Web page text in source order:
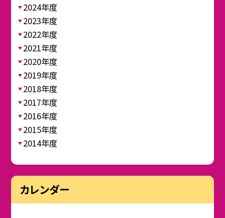
2024年度
2023年度
2022年度
2021年度
2020年度
2019年度
2018年度
2017年度
2016年度
2015年度
2014年度
カレンダー